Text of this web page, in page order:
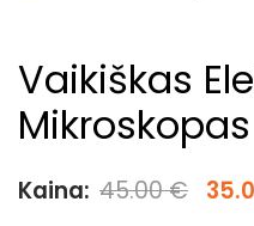
Vaikiškas
Kaina: 45.00€